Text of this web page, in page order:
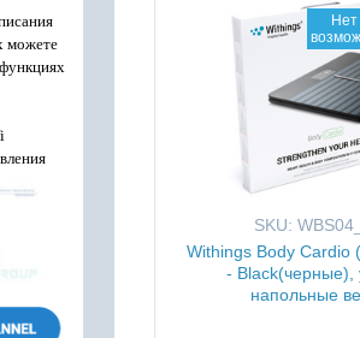
Нет
SKU:
Withings Body Cardio
- Black(черные),
напольные